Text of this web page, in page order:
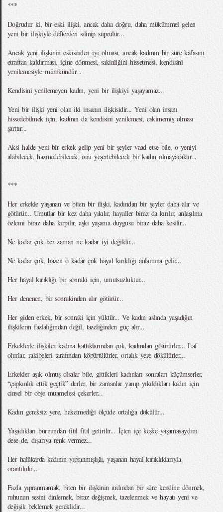
***
Doğrudur ki, bir eski ilişki, ancak daha doğru, daha mükümmel gelen
yeni bir ilişkiyle defterden silinip süprülür...
Ancak yeni ilişkinin eskisinden iyi olması, ancak kadının bir süre kafasını
etraftan kaldırması, içine dönmesi, sakinliğini hissetmesi, kendisini
yenilemesiyle mümkündür...
Kendisini yenilemeyen kadın, yeni bir ilişkiyi yaşayamaz...
Yeni bir ilişki yeni olan iki insanın ilişkisidir... Yeni olan insanı
hissedebilmek için, kadının da kendisini yenilemesi, eskimemiş olması
şarttır...
Aksi halde yeni bir erkek gelip yeni bir şeyler vaad etse bile, o yeniyi
alabilecek, hazmedebilecek, onu yeşertebilecek bir kadın olmayacaktır...
***
Her erkekle yaşanan ve biten bir ilişki, kadından bir şeyler daha alır ve
götürür... Umutlar bir kez daha yıkılır, hayaller biraz da kırılır, anlaşılma
özlemi biraz daha kırpılır, aşkı yaşama duygusu biraz daha kesilir...
Ne kadar çok her zaman ne kadar iyi değildir...
Ne kadar çok, bazen o kadar çok hayal kırıklığı anlamına gelir...
Her hayal kırıklığı bir sonraki için, umutsuzluktur...
Her denenen, bir sonrakinden alır götürür...
Her giden erkek, bir sonraki için yüktür... Ve kadın aslında yaşadığın
ilişkilerin fazlalığından değil, tazeliğinden güç alır...
Erkeklerle ilişkiler kadına kattıklarından çok, kadından götürürler... Laf
olurlar, rakibeleri tarafından köpürtülürler, ortalık yere dökülürler...
Erkekler aşık olmuş olsalar bile, gittikleri kadınları sonraları küçümserler,
“çapkınlık ettik geçtik” derler, bir zamanlar yanıp yıkıldıkları kadın için
cinsel bir obje muamelesi çekerler...
Kadın gereksiz yere, haketmediği ölçüde ortalığa dökülür...
Yaşadıkları burnundan fitil fitil getirilir... İçten içe keşke yaşamasaydım
dese de, dışarıya renk vermez...
Her halükarda kadının yıpranmışlığı, yaşanan hayal kırıklıklarıyla
orantılıdır...
Fazla yıpranmamak, biten bir ilişkinin ardından bir süre kendine dönmek,
ruhunun sesini dinlemek, biraz değişmek, tazelenmek ve hayatı yeni ve
değişik beklemek gereklidir...